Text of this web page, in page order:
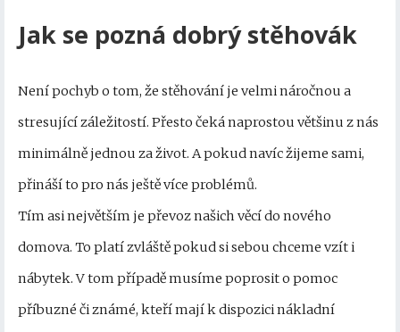
Jak se pozná dobrý stěhovák
Není pochyb o tom, že stěhování je velmi náročnou a
stresující záležitostí. Přesto čeká naprostou většinu z nás
minimálně jednou za život. A pokud navíc žijeme sami,
přináší to pro nás ještě více problémů.
Tím asi největším je převoz našich věcí do nového
domova. To platí zvláště pokud si sebou chceme vzít i
nábytek. V tom případě musíme poprosit o pomoc
příbuzné či známé, kteří mají k dispozici nákladní